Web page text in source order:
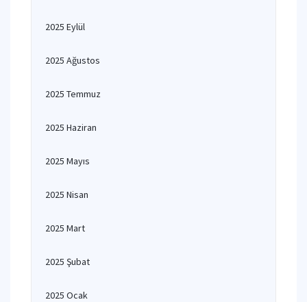
2025 Eylül
2025 Ağustos
2025 Temmuz
2025 Haziran
2025 Mayıs
2025 Nisan
2025 Mart
2025 Şubat
2025 Ocak